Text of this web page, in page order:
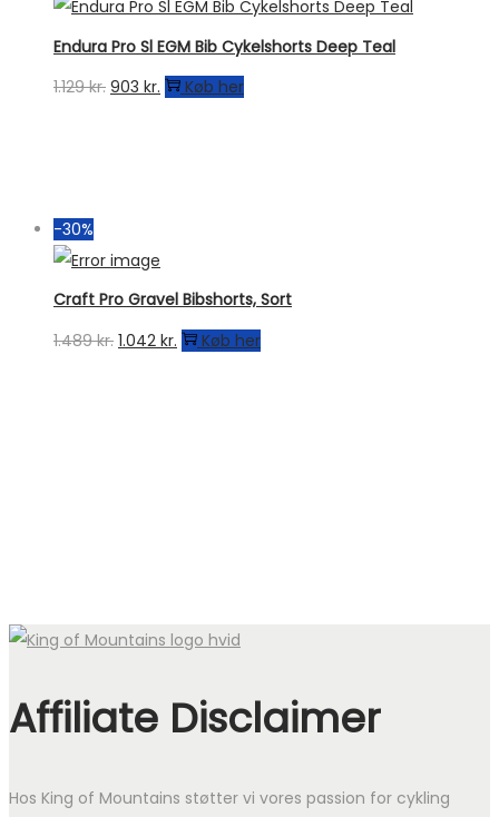
Endura Pro Sl EGM Bib Cykelshorts Deep Teal
1.129kr. Den
903 kr. DenKøb her
-30%
Craft Pro Gravel Bibshorts, Sort
1.489kr. Den
1.042 kr. DenKøb her
Affiliate Disclaimer
Hos King of Mountains støtter vi vores passion for cykling